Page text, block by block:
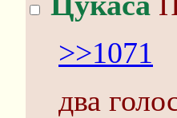
>>1071
два